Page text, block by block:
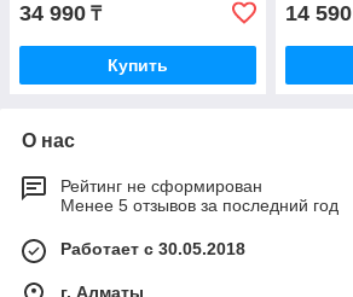
34 990 ₸
Купить
14 590
О нас
Рейтинг не сформирован
Менее 5 отзывов за последний год
Работает с 30.05.2018
г. Алматы